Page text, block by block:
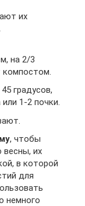
их
на 2/3
градусов,
1-2 почки.
, чтобы
их
в которой
для
немного